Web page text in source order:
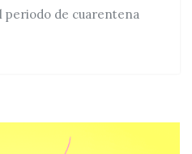
de cuarentena